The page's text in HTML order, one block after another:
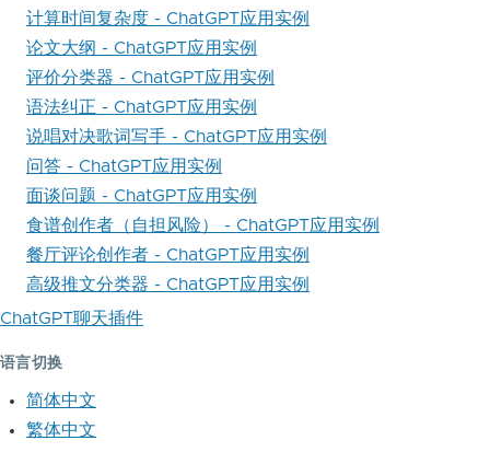
计算时间复杂度 - ChatGPT应用实例
论文大纲 - ChatGPT应用实例
评价分类器 - ChatGPT应用实例
语法纠正 - ChatGPT应用实例
说唱对决歌词写手 - ChatGPT应用实例
问答 - ChatGPT应用实例
面谈问题 - ChatGPT应用实例
食谱创作者（自担风险） - ChatGPT应用实例
餐厅评论创作者 - ChatGPT应用实例
高级推文分类器 - ChatGPT应用实例
ChatGPT聊天插件
语言切换
简体中文
繁体中文